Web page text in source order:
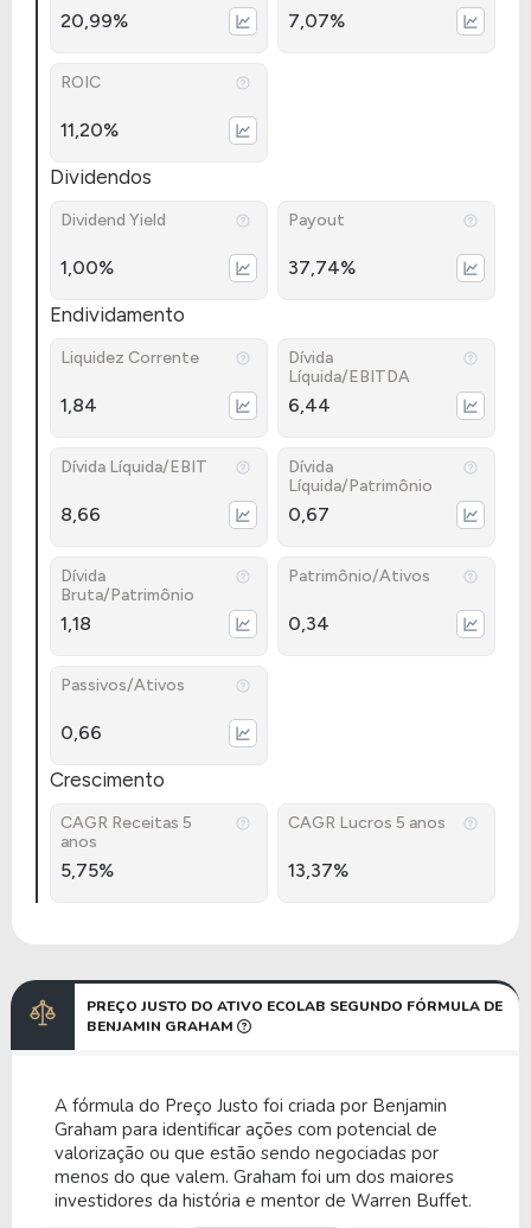
20,99% 7,07%
ROIC
11,20%
Dividendos
Dividend Yield
1,00%
Payout
37,74%
Endividamento
Liquidez Corrente
1,84
Dívida
Líquida/EBITDA
6,44
Dívida Líquida/EBIT
8,66
Dívida
Líquida/Patrimônio
0,67
Dívida
Bruta/Patrimônio
1,18
Patrimônio/Ativos
0,34
Passivos/Ativos
0,66
Crescimento
CAGR Receitas 5
anos
5,75%
CAGR Lucros 5 anos
13,37%
PREÇO JUSTO DO ATIVO ECOLAB SEGUNDO FÓRMULA DE
BENJAMIN GRAHAM
A fórmula do Preço Justo foi criada por Benjamin
Graham para identificar ações com potencial de
valorização ou que estão sendo negociadas por
menos do que valem. Graham foi um dos maiores
investidores da história e mentor de Warren Buffet.